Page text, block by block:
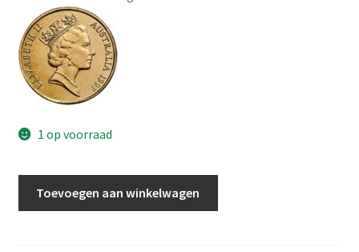
1 op voorraad
Toevoegen aan winkelwagen